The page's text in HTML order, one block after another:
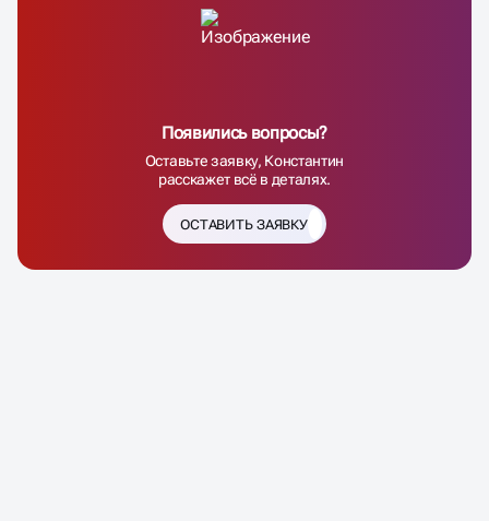
Появились вопросы?
Оставьте заявку, Константин
расскажет всё в деталях.
ОСТАВИТЬ ЗАЯВКУ